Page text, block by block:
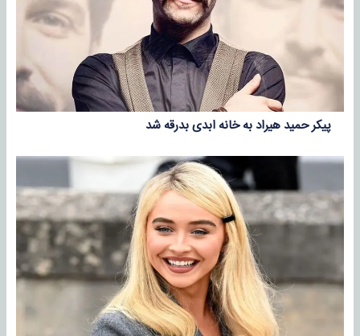
پیکر حمید هیراد به خانه ابدی بدرقه شد